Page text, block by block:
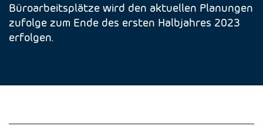
Büroarbeitsplätze wird den aktuellen Planungen
zufolge zum Ende des ersten Halbjahres 2023
erfolgen.